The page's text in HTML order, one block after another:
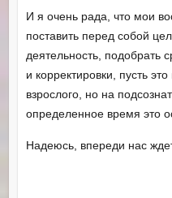
И я очень рада, что мои
поставить перед собой
деятельность, подобрать
и корректировки, пусть
взрослого, но на
определенное время это
Надеюсь, впереди нас